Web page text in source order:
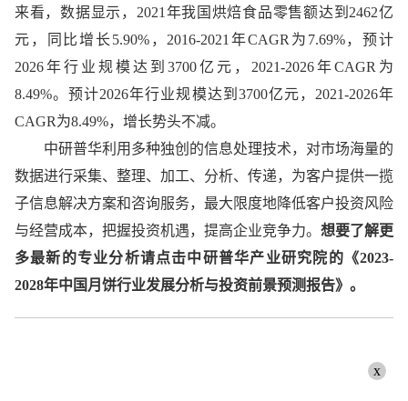
来看，数据显示，2021年我国烘焙食品零售额达到2462亿
元，同比增长5.90%，2016-2021年CAGR为7.69%，预计
2026年行业规模达到3700亿元，2021-2026年CAGR为
8.49%。预计2026年行业规模达到3700亿元，2021-2026年
CAGR为8.49%，增长势头不减。
中研普华利用多种独创的信息处理技术，对市场海量的
数据进行采集、整理、加工、分析、传递，为客户提供一揽
子信息解决方案和咨询服务，最大限度地降低客户投资风险
与经营成本，把握投资机遇，提高企业竞争力。 想要了解更
多最新的专业分析请点击中研普华产业研究院的《2023-
2028年中国月饼行业发展分析与投资前景预测报告》。
x